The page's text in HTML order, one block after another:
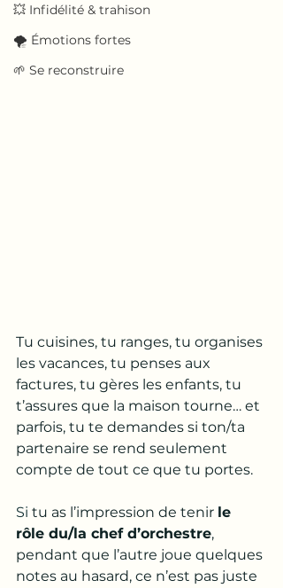
💥 Infidélité & trahison
🌪️ Émotions fortes
🌱 Se reconstruire
Tu cuisines, tu ranges, tu organises
les vacances, tu penses aux
factures, tu gères les enfants, tu
t’assures que la maison tourne… et
parfois, tu te demandes si ton/ta
partenaire se rend seulement
compte de tout ce que tu portes.
Si tu as l’impression de tenir le
rôle du/la chef d’orchestre,
pendant que l’autre joue quelques
notes au hasard, ce n’est pas juste